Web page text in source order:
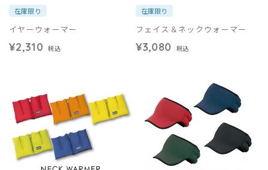
在庫限り
イヤーウォーマー
¥2,310 税込
在庫限り
フェイス＆ネックウォーマー
¥3,080 税込